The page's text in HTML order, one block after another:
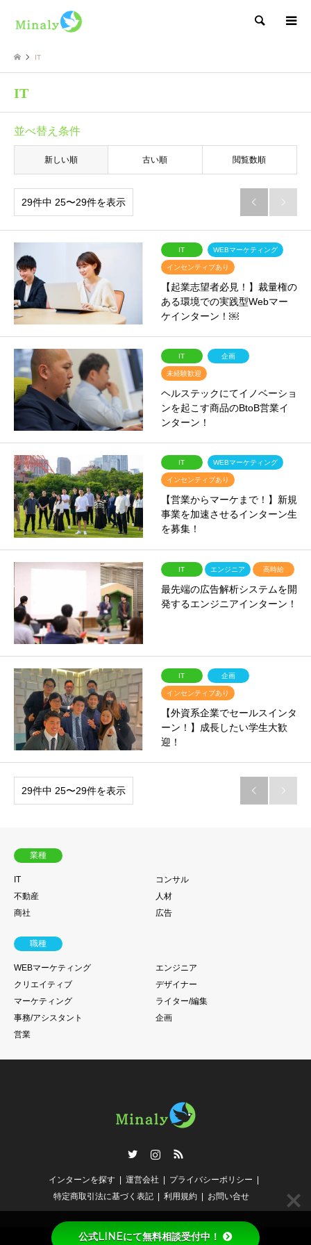
検索
IT
IT
並べ替え条件
新しい順 古い順 閲覧数順
29件中 25〜29件を表示  
IT WEBマーケティング
インセンティブあり
【起業志望者必見！】裁量権の
ある環境での実践型Webマー
ケインターン！￼
IT 企画
未経験歓迎
ヘルステックにてイノベーショ
ンを起こす商品のBtoB営業イ
ンターン！
IT WEBマーケティング
インセンティブあり
【営業からマーケまで！】新規
事業を加速させるインターン生
を募集！
IT エンジニア 高時給
最先端の広告解析システムを開
発するエンジニアインターン！
IT 企画
インセンティブあり
【外資系企業でセールスインタ
ーン！】成長したい学生大歓
迎！
29件中 25〜29件を表示  
業種
IT
コンサル
不動産
人材
商社
広告
職種
WEBマーケティング
エンジニア
クリエイティブ
デザイナー
マーケティング
ライター/編集
事務/アシスタント
企画
営業
インターンを探す 運営会社
プライバシーポリシー
特定商取引法に基づく表記
利用規約 お問い合せ
公式LINEにて無料相談受付中！